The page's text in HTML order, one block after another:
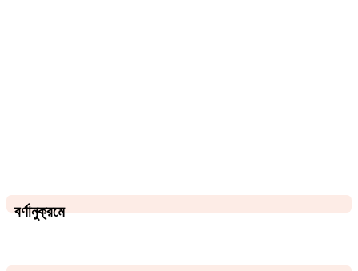
বর্ণানুক্রমে